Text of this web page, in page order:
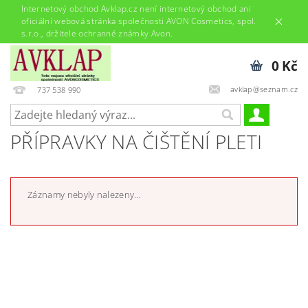
Internetový obchod Avklap.cz není internetový obchod ani
oficiální webová stránka společnosti AVON Cosmetics, spol.
s.r.o., držitele ochranné známky Avon.
737 538 990 avklap@seznam.cz
0 Kč
PŘÍPRAVKY NA ČIŠTĚNÍ PLETI
Záznamy nebyly nalezeny...